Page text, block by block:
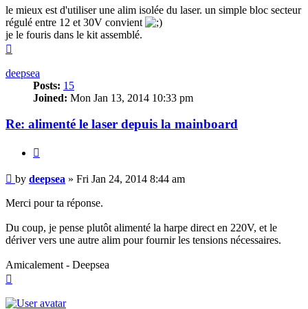
le mieux est d'utiliser une alim isolée du laser. un simple bloc secteur
régulé entre 12 et 30V convient
je le fouris dans le kit assemblé.
deepsea
Posts: 15
Joined: Mon Jan 13, 2014 10:33 pm
Re: alimenté le laser depuis la mainboard
Post
by deepsea » Fri Jan 24, 2014 8:44 am
Merci pour ta réponse.
Du coup, je pense plutôt alimenté la harpe direct en 220V, et le
dériver vers une autre alim pour fournir les tensions nécessaires.
Amicalement - Deepsea